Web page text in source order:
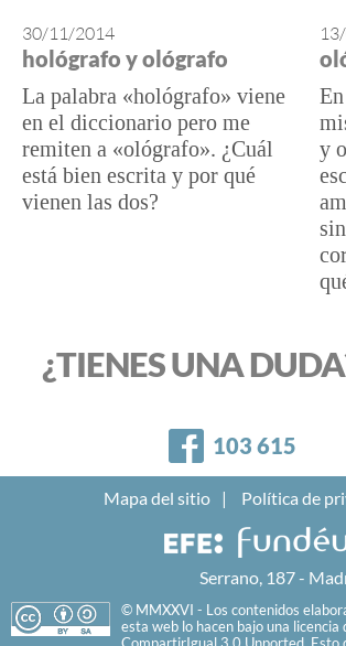
30/11/2014
hológrafo y ológrafo
La palabra «hológrafo» viene
en el diccionario pero me
remiten a «ológrafo». ¿Cuál
está bien escrita y por qué
vienen las dos?
y
¿TIENES UNA
Facebook
103 615
Mapa del sitio Política de
Serrano, 187 -
© MMXXVI - Los contenidos
esta web lo hacen bajo una licencia